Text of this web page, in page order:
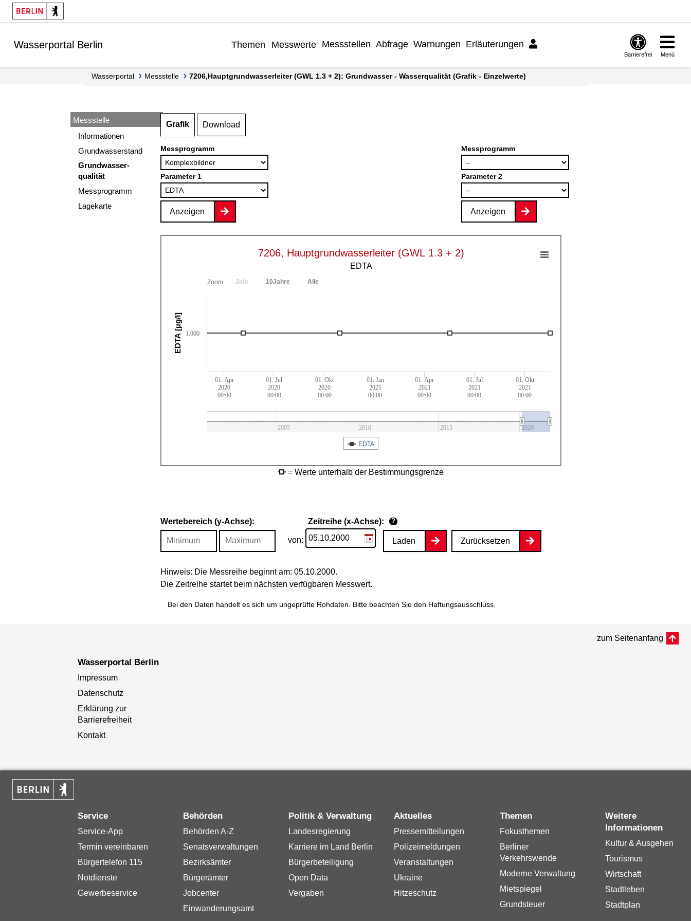
Springe zur Navigation
Springe zum Inhalt
Wasserportal Berlin Themen Messwerte Messstellen Abfrage Warnungen Erläuterungen
Barrierefrei Menü
Wasserportal Messstelle 7206,Hauptgrundwasserleiter (GWL 1.3 + 2): Grundwasser - Wasserqualität (Grafik - Einzelwerte)
Messstelle
Informationen
Grundwasserstand
Grundwasser-
qualität
Messprogramm
Lagekarte
Grafik Download
Messprogramm
Parameter 1
Anzeigen
Messprogramm
Parameter 2
Anzeigen
EDTA [µg/l]
7206, Hauptgrundwasserleiter (GWL 1.3 + 2)
EDTA
01. Apr
2020
00:00
01. Jul
2020
00:00
01. Okt
2020
00:00
01. Jan
2021
00:00
01. Apr
2021
00:00
01. Jul
2021
00:00
01. Okt
2021
00:00
2005 2010 2015 2020
1.000
Zoom Jahr 10Jahre Alle
EDTA
= Werte unterhalb der Bestimmungsgrenze
Wertebereich (y-Achse): Zeitreihe (x-Achse): ?
von: Laden Zurücksetzen
Hinweis: Die Messreihe beginnt am: 05.10.2000.
Die Zeitreihe startet beim nächsten verfügbaren Messwert.
Bei den Daten handelt es sich um ungeprüfte Rohdaten. Bitte beachten Sie den Haftungsausschluss.
zum Seitenanfang
Wasserportal Berlin
Impressum
Datenschutz
Erklärung zur
Barrierefreiheit
Kontakt
Service
Service-App
Termin vereinbaren
Bürgertelefon 115
Notdienste
Gewerbeservice
Behörden
Behörden A-Z
Senatsverwaltungen
Bezirksämter
Bürgerämter
Jobcenter
Einwanderungsamt
Politik & Verwaltung
Landesregierung
Karriere im Land Berlin
Bürgerbeteiligung
Open Data
Vergaben
Aktuelles
Pressemitteilungen
Polizeimeldungen
Veranstaltungen
Ukraine
Hitzeschutz
Themen
Fokusthemen
Berliner
Verkehrswende
Moderne Verwaltung
Mietspiegel
Grundsteuer
Weitere
Informationen
Kultur & Ausgehen
Tourismus
Wirtschaft
Stadtleben
Stadtplan